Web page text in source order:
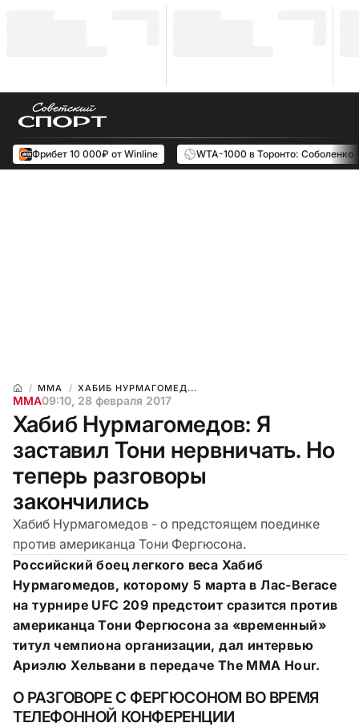
Фрибет 10 000₽ от Winline WTA-1000 в Торонто: Соболенко
ММА ХАБИБ НУРМАГОМЕД...
ММА09:10, 28 февраля 2017
Хабиб Нурмагомедов: Я
заставил Тони нервничать. Но
теперь разговоры
закончились
Хабиб Нурмагомедов - о предстоящем поединке
против американца Тони Фергюсона.
Российский боец легкого веса Хабиб
Нурмагомедов, которому 5 марта в Лас-Вегасе
на турнире UFC 209 предстоит сразится против
американца Тони Фергюсона за «временный»
титул чемпиона организации, дал интервью
Ариэлю Хельвани в передаче The MMA Hour.
О РАЗГОВОРЕ С ФЕРГЮСОНОМ ВО ВРЕМЯ
ТЕЛЕФОННОЙ КОНФЕРЕНЦИИ